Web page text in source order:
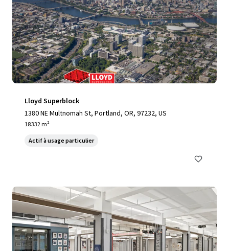
Lloyd Superblock
1380 NE Multnomah St, Portland, OR, 97232, US
18 332 m²
Actif à usage particulier